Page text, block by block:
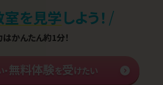
室を見学しよう！ /
かんたん約1分！
無料体験を受けたい